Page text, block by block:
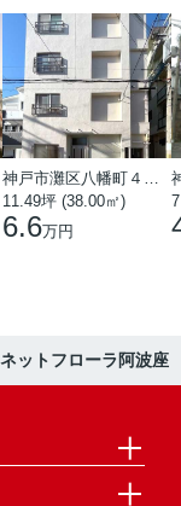
11.49坪 (38.00㎡)
6.6万円
ネットフローラ阿波座